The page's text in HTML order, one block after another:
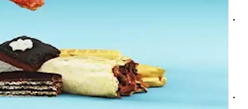
أفضل وقت لشرب عصير الرمان؟ نصائح للحصول على فوائده الصحية